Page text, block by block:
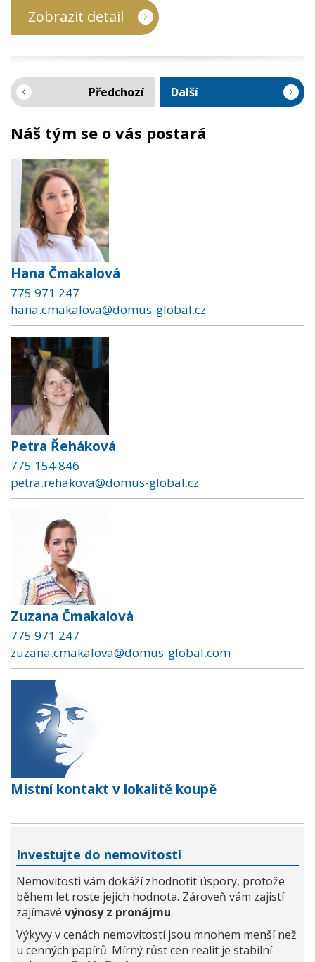
Zobrazit detail
Předchozí Další
Náš tým se o vás postará
Hana Čmakalová
775 971 247
hana.cmakalova@domus-global.cz
Petra Řeháková
775 154 846
petra.rehakova@domus-global.cz
Zuzana Čmakalová
775 971 247
zuzana.cmakalova@domus-global.com
Místní kontakt v lokalitě koupě
Investujte do nemovitostí
Nemovitosti vám dokáží zhodnotit úspory, protože
během let roste jejich hodnota. Zároveň vám zajistí
zajímavé výnosy z pronájmu.
Výkyvy v cenách nemovitostí jsou mnohem menší než
u cenných papírů. Mírný růst cen realit je stabilní